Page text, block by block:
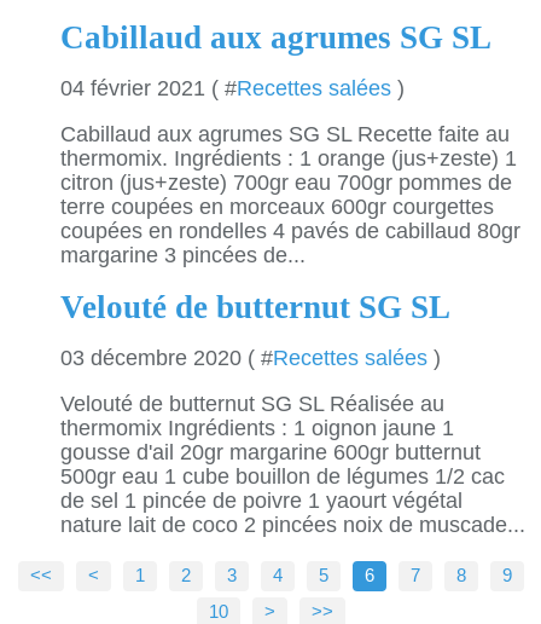
Cabillaud aux agrumes SG SL
04 février 2021 ( #Recettes salées )
Cabillaud aux agrumes SG SL Recette faite au
thermomix. Ingrédients : 1 orange (jus+zeste) 1
citron (jus+zeste) 700gr eau 700gr pommes de
terre coupées en morceaux 600gr courgettes
coupées en rondelles 4 pavés de cabillaud 80gr
margarine 3 pincées de...
Velouté de butternut SG SL
03 décembre 2020 ( #Recettes salées )
Velouté de butternut SG SL Réalisée au
thermomix Ingrédients : 1 oignon jaune 1
gousse d'ail 20gr margarine 600gr butternut
500gr eau 1 cube bouillon de légumes 1/2 cac
de sel 1 pincée de poivre 1 yaourt végétal
nature lait de coco 2 pincées noix de muscade...
<< < 1 2 3 4 5 6 7 8
9
10
20
30
> >>